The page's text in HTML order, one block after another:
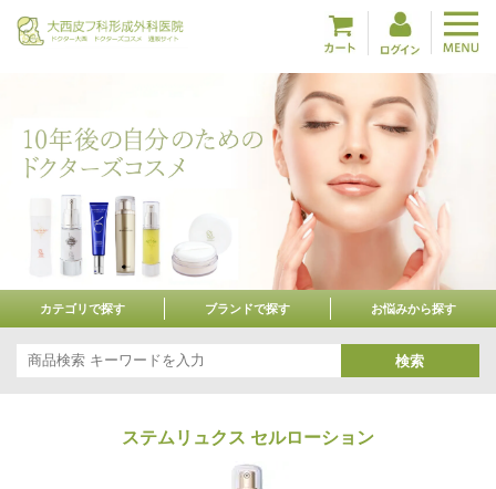
カテゴリで探す ブランドで探す お悩みから探す
検索
ステムリュクス セルローション